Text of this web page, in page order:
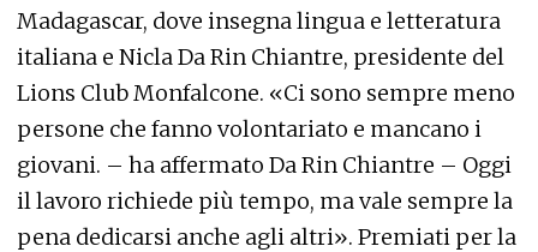
Madagascar, dove insegna lingua e letteratura
italiana e Nicla Da Rin Chiantre, presidente del
Lions Club Monfalcone. «Ci sono sempre meno
persone che fanno volontariato e mancano i
giovani. – ha affermato Da Rin Chiantre – Oggi
il lavoro richiede più tempo, ma vale sempre la
pena dedicarsi anche agli altri». Premiati per la